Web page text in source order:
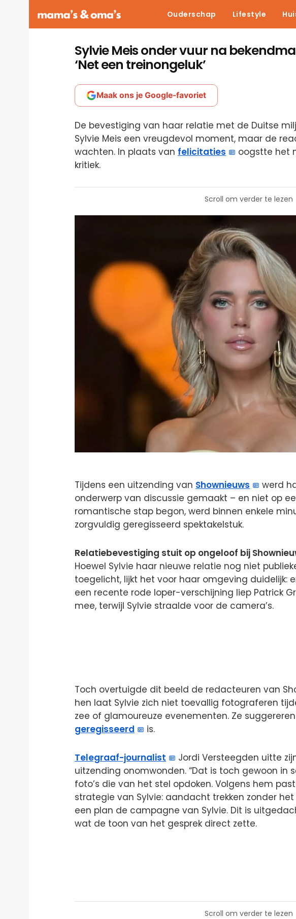
Ouderschap Lifestyle
Sylvie Meis onder vuur na
‘Net een treinongeluk’
Maak ons je Google-favoriet
De bevestiging van haar relatie met de Duitse
Sylvie Meis een vreugdevol moment, maar de
wachten. In plaats van felicitaties
oogstte het
kritiek.
Scroll om verder te lezen
Tijdens een uitzending van Shownieuws
werd
onderwerp van discussie gemaakt – en niet op
romantische stap begon, werd binnen enkele
zorgvuldig geregisseerd spektakelstuk.
Relatiebevestiging stuit op ongeloof bij
Hoewel Sylvie haar nieuwe relatie nog niet
toegelicht, lijkt het voor haar omgeving duidelijk:
een recente rode loper-verschijning liep Patrick
mee, terwijl Sylvie straalde voor de camera’s.
Toch overtuigde dit beeld de redacteuren van
hen laat Sylvie zich niet toevallig fotograferen
zee of glamoureuze evenementen. Ze
geregisseerd
is.
Telegraaf-journalist
Jordi Versteegden uitte
uitzending onomwonden. “Dat is toch gewoon in
foto’s die van het stel opdoken. Volgens hem
strategie van Sylvie: aandacht trekken zonder het
een plan de campagne van Sylvie. Dit is
wat de toon van het gesprek direct zette.
Scroll om verder te lezen